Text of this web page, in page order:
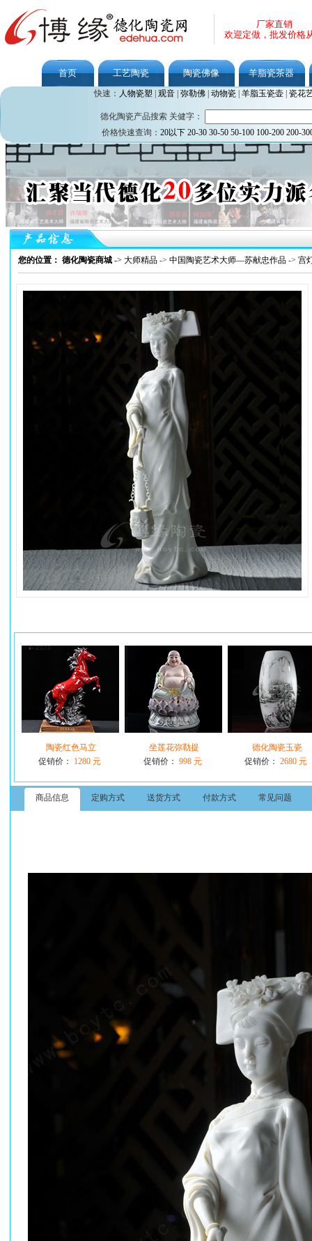
厂家直销
欢迎定做，批发价格
首页 工艺陶瓷 陶瓷佛像 羊脂瓷茶器
快速： 人物瓷塑 观音| 弥勒佛| 动物瓷| 羊脂玉瓷壶| 瓷花
德化陶瓷产品搜索 关健字：
价格快速查询： 20以下 20-30 30-50 50-100 100-200 200-
您的位置： 德化陶瓷商城 -> 大师精品 -> 中国陶瓷艺术大师—苏献忠作品 -> 宫
陶瓷红色马立
促销价：
1280 元
坐莲花弥勒提
促销价： 998 元
德化陶瓷玉瓷
促销价： 2680 元
商品信息 定购方式 送货方式 付款方式 常见问题